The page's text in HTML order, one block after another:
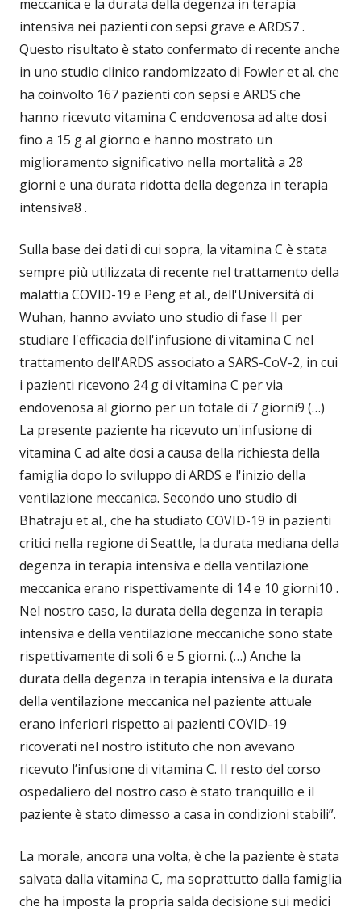
meccanica e la durata della degenza in terapia
intensiva nei pazienti con sepsi grave e ARDS7 .
Questo risultato è stato confermato di recente anche
in uno studio clinico randomizzato di Fowler et al. che
ha coinvolto 167 pazienti con sepsi e ARDS che
hanno ricevuto vitamina C endovenosa ad alte dosi
fino a 15 g al giorno e hanno mostrato un
miglioramento significativo nella mortalità a 28
giorni e una durata ridotta della degenza in terapia
intensiva8 .
Sulla base dei dati di cui sopra, la vitamina C è stata
sempre più utilizzata di recente nel trattamento della
malattia COVID-19 e Peng et al., dell'Università di
Wuhan, hanno avviato uno studio di fase II per
studiare l'efficacia dell'infusione di vitamina C nel
trattamento dell'ARDS associato a SARS-CoV-2, in cui
i pazienti ricevono 24 g di vitamina C per via
endovenosa al giorno per un totale di 7 giorni9 (…)
La presente paziente ha ricevuto un'infusione di
vitamina C ad alte dosi a causa della richiesta della
famiglia dopo lo sviluppo di ARDS e l'inizio della
ventilazione meccanica. Secondo uno studio di
Bhatraju et al., che ha studiato COVID-19 in pazienti
critici nella regione di Seattle, la durata mediana della
degenza in terapia intensiva e della ventilazione
meccanica erano rispettivamente di 14 e 10 giorni10 .
Nel nostro caso, la durata della degenza in terapia
intensiva e della ventilazione meccaniche sono state
rispettivamente di soli 6 e 5 giorni. (…) Anche la
durata della degenza in terapia intensiva e la durata
della ventilazione meccanica nel paziente attuale
erano inferiori rispetto ai pazienti COVID-19
ricoverati nel nostro istituto che non avevano
ricevuto l’infusione di vitamina C. Il resto del corso
ospedaliero del nostro caso è stato tranquillo e il
paziente è stato dimesso a casa in condizioni stabili”.
La morale, ancora una volta, è che la paziente è stata
salvata dalla vitamina C, ma soprattutto dalla famiglia
che ha imposta la propria salda decisione sui medici